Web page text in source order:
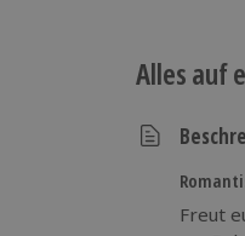
Alles auf
Freut